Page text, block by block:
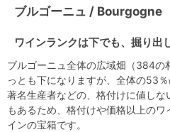
ブルゴーニュ / Bourgogne
ワインランクは下でも、掘り出
ブルゴーニュ全体の広域畑（384の
っとも下になりますが、全体の53％
著名生産者などの、格付けに値しな
もあるため、格付けや価格以上の
インの宝箱です。